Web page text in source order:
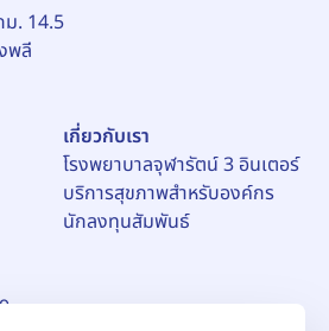
. 14.5
พลี
เกี่ยวกับเรา
โรงพยาบาลจุฬารัตน์ 3 อินเตอร์
บริการสุขภาพสำหรับองค์กร
นักลงทุนสัมพันธ์